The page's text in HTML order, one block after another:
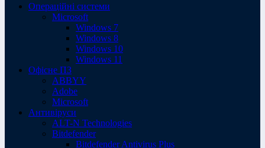
Операційні системи
Microsoft
Windows 7
Windows 8
Windows 10
Windows 11
Офісне ПЗ
ABBYY
Adobe
Microsoft
Антивіруси
ALT-N Technologies
Bitdefender
Bitdefender Antivirus Plus